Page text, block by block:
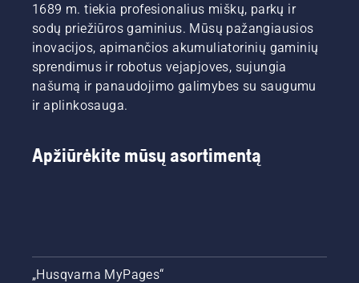
1689 m. tiekia profesionalius miškų, parkų ir
sodų priežiūros gaminius. Mūsų pažangiausios
inovacijos, apimančios akumuliatorinių gaminių
sprendimus ir robotus vejapjoves, sujungia
našumą ir panaudojimo galimybes su saugumu
ir aplinkosauga.
Apžiūrėkite mūsų asortimentą
„Husqvarna MyPages“